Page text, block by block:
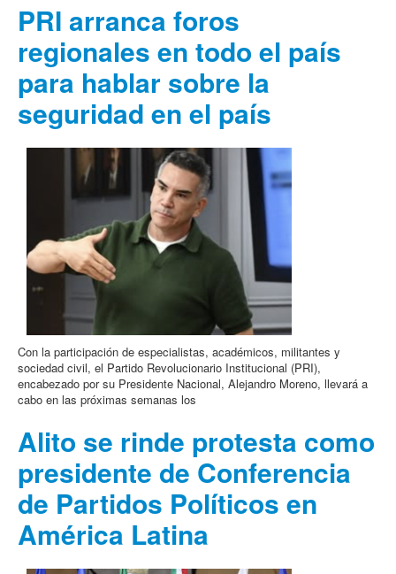
PRI arranca foros
regionales en todo el país
para hablar sobre la
seguridad en el país
Con la participación de especialistas, académicos, militantes y
sociedad civil, el Partido Revolucionario Institucional (PRI),
encabezado por su Presidente Nacional, Alejandro Moreno, llevará a
cabo en las próximas semanas los
Alito se rinde protesta como
presidente de Conferencia
de Partidos Políticos en
América Latina